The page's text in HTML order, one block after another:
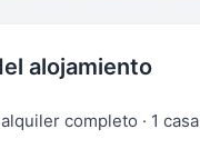
alojamiento
completo · 1 casa